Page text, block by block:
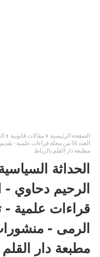
الصفحة الرئيسية مقالات قانونية
العدد 56 من مجلة قراءات علمية
مطبعة دار القلم بالرباط
الحداثة
قراءات علمية -
الرمى -
مطبعة دار القلم